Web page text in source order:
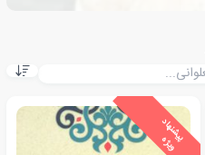
پ
ی
ش
ن
ه
ا
د
و
ی
ژ
ه